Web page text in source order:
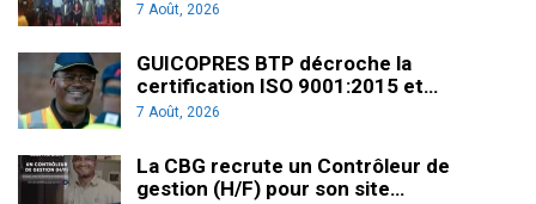
7 Août, 2026
GUICOPRES BTP décroche la
certification ISO 9001:2015 et…
7 Août, 2026
La CBG recrute un Contrôleur de
gestion (H/F) pour son site…